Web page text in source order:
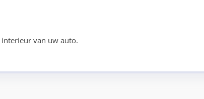
van uw auto.